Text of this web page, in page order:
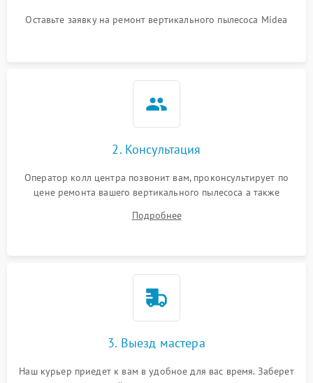
Оставьте заявку на ремонт вертикального пылесоса Midea
2. Консультация
Оператор колл центра позвонит вам, проконсультирует по
цене ремонта вашего вертикального пылесоса а также
Подробнее
3. Выезд мастера
Наш курьер приедет к вам в удобное для вас время. Заберет